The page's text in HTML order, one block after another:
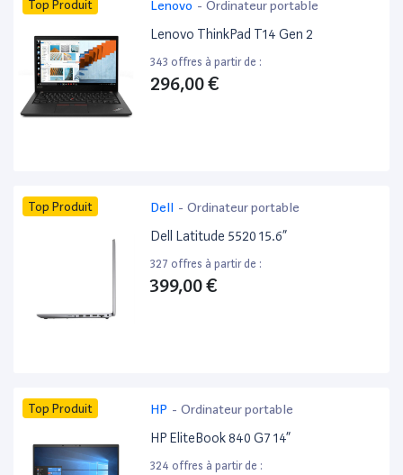
Top Produit Lenovo - Ordinateur portable
Lenovo ThinkPad T14 Gen 2
343 offres à partir de :
296,00 €
Top Produit Dell - Ordinateur portable
Dell Latitude 5520 15.6”
327 offres à partir de :
399,00 €
Top Produit HP - Ordinateur portable
HP EliteBook 840 G7 14”
324 offres à partir de :